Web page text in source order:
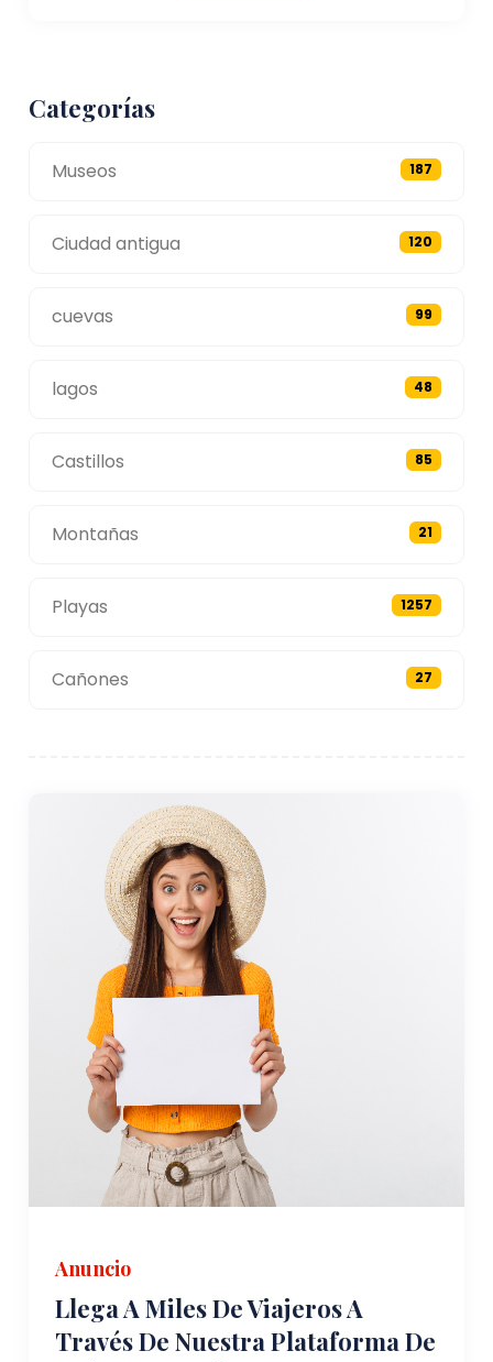
Categorías
Museos 187
Ciudad antigua 120
cuevas 99
lagos 48
Castillos 85
Montañas 21
Playas 1257
Cañones 27
Anuncio
Llega A Miles De Viajeros A
Través De Nuestra Plataforma De